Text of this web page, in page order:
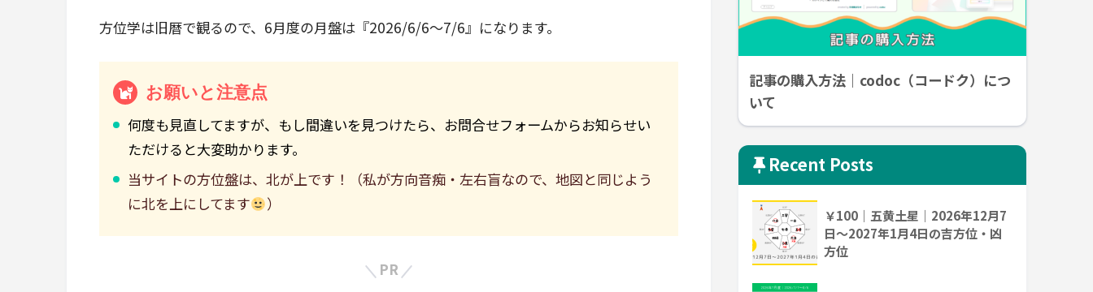
方位学は旧暦で観るので、6月度の月盤は『2026/6/6～7/6』になります。
お願いと注意点
何度も見直してますが、もし間違いを見つけたら、お問合せフォームからお知らせい
ただけると大変助かります。
当サイトの方位盤は、北が上です！（私が方向音痴・左右盲なので、地図と同じよう
に北を上にしてます
）
PR
記事の購入方法｜codoc（コードク）につ
いて
Recent Posts
￥100｜五黄土星｜2026年12月7
日～2027年1月4日の吉方位・凶
方位